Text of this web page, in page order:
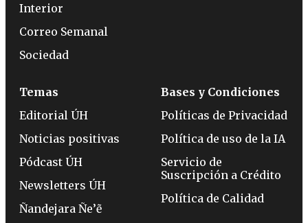
Interior
Correo Semanal
Sociedad
Temas
Editorial ÚH
Noticias positivas
Pódcast ÚH
Newsletters ÚH
Ñandejara Ñe’ẽ
Bases y Condiciones
Políticas de Privacidad
Política de uso de la IA
Servicio de
Suscripción a Crédito
Política de Calidad